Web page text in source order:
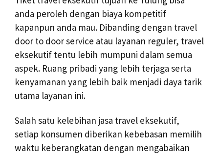
anda peroleh dengan biaya kompetitif
kapanpun anda mau. Dibanding dengan travel
door to door service atau layanan reguler, travel
eksekutif tentu lebih mumpuni dalam semua
aspek. Ruang pribadi yang lebih terjaga serta
kenyamanan yang lebih baik menjadi daya tarik
utama layanan ini.
Salah satu kelebihan jasa travel eksekutif,
setiap konsumen diberikan kebebasan memilih
waktu keberangkatan dengan mengabaikan